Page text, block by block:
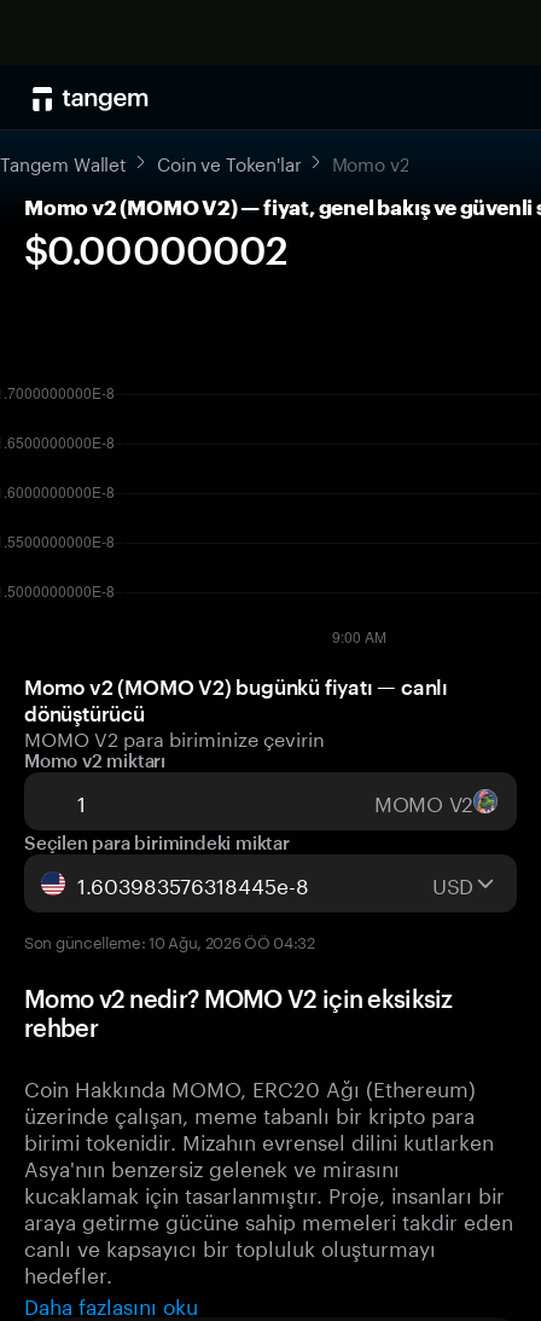
Tangem Wallet Coin ve Token'lar Momo v2
Momo v2 (MOMO V2) — fiyat, genel bakış ve güvenli
$0.00000002
Momo v2 (MOMO V2) bugünkü fiyatı — canlı
dönüştürücü
MOMO V2 para biriminize çevirin
Momo v2 miktarı
MOMO V2
Seçilen para birimindeki miktar
USD
Son güncelleme: 10 Ağu, 2026 ÖÖ 04:32
Momo v2 nedir? MOMO V2 için eksiksiz
rehber
Coin Hakkında MOMO, ERC20 Ağı (Ethereum)
üzerinde çalışan, meme tabanlı bir kripto para
birimi tokenidir. Mizahın evrensel dilini kutlarken
Asya'nın benzersiz gelenek ve mirasını
kucaklamak için tasarlanmıştır. Proje, insanları bir
araya getirme gücüne sahip memeleri takdir eden
canlı ve kapsayıcı bir topluluk oluşturmayı
hedefler.
Daha fazlasını oku